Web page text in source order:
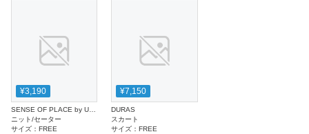
¥3,190
ニット/セーター
サイズ： FREE
¥7,150
DURAS
スカート
サイズ：FREE